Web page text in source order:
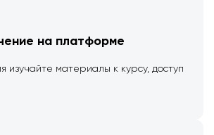
на платформе
изучайте материалы к курсу, доступ